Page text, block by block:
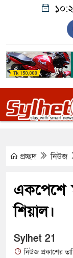
প্রচ্ছদ নিউজ
একপেশে
শিয়াল।
Sylhet 21
নিউজ প্রকাশের